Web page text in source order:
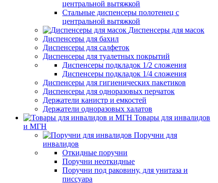
центральной вытяжкой
Стальные диспенсеры полотенец с
центральной вытяжкой
Диспенсеры для масок
Диспенсеры для бахил
Диспенсеры для салфеток
Диспенсеры для туалетных покрытий
Диспенсеры подкладок 1/2 сложения
Диспенсеры подкладок 1/4 сложения
Диспенсеры для гигиенических пакетиков
Диспенсеры для одноразовых перчаток
Держатели канистр и емкостей
Держатели одноразовых халатов
Товары для инвалидов
и МГН
Поручни для
инвалидов
Откидные поручни
Поручни неоткидные
Поручни под раковину, для унитаза и
писсуара